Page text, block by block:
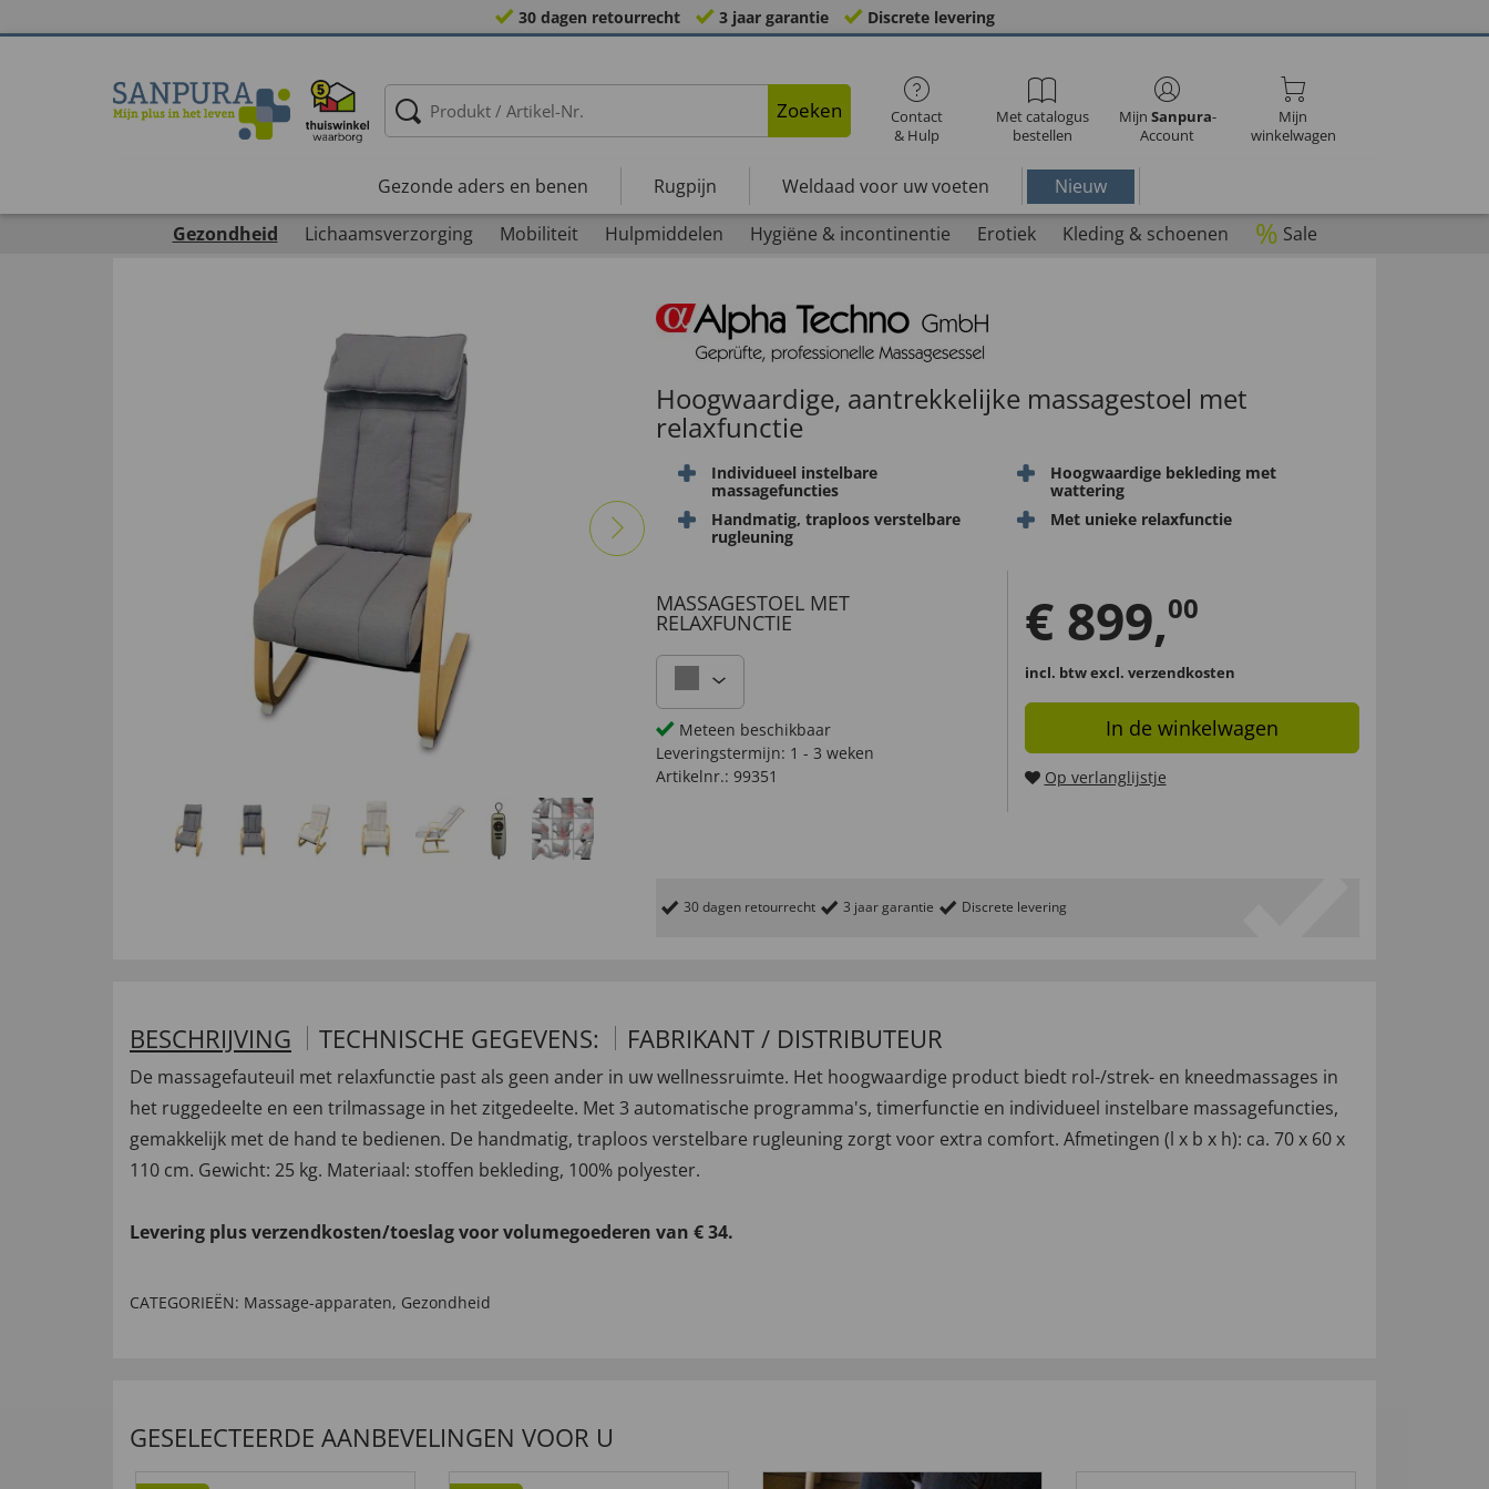
30 dagen retourrecht 3 jaar garantie Discrete levering
Zoeken
Contact
& Hulp
Met catalogus
bestellen
Mijn Sanpura-
Account
Mijn
winkelwagen
Gezonde aders en benen Rugpijn Weldaad voor uw voeten
Nieuw
Gezondheid
Lichaamsverzorging Mobiliteit Hulpmiddelen Hygiëne & incontinentie Erotiek Kleding & schoenen % Sale
Hoogwaardige, aantrekkelijke massagestoel met
relaxfunctie
Individueel instelbare
massagefuncties
Handmatig, traploos verstelbare
rugleuning
Hoogwaardige bekleding met
wattering
Met unieke relaxfunctie
MASSAGESTOEL MET
RELAXFUNCTIE
Meteen beschikbaar
Leveringstermijn: 1 - 3 weken
Artikelnr.: 99351
€ 899,00
incl. btwexcl. verzendkosten
In de winkelwagen
Op verlanglijstje
30 dagen retourrecht 3 jaar garantie Discrete levering
BESCHRIJVING TECHNISCHE GEGEVENS: FABRIKANT / DISTRIBUTEUR
De massagefauteuil met relaxfunctie past als geen ander in uw wellnessruimte. Het hoogwaardige product biedt rol-/strek- en kneedmassages in
het ruggedeelte en een trilmassage in het zitgedeelte. Met 3 automatische programma's, timerfunctie en individueel instelbare massagefuncties,
gemakkelijk met de hand te bedienen. De handmatig, traploos verstelbare rugleuning zorgt voor extra comfort. Afmetingen (l x b x h): ca. 70 x 60 x
110 cm. Gewicht: 25 kg. Materiaal: stoffen bekleding, 100% polyester.
Levering plus verzendkosten/toeslag voor volumegoederen van € 34.
CATEGORIEËN: Massage-apparaten, Gezondheid
GESELECTEERDE AANBEVELINGEN VOOR U